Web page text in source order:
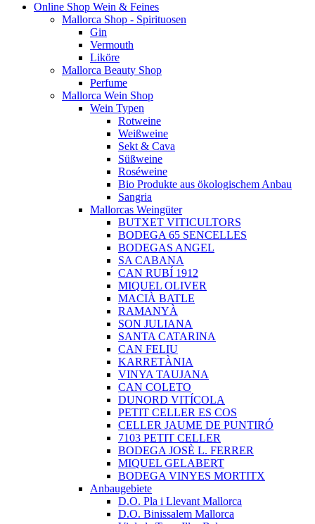
Online Shop Wein & Feines
Mallorca Shop - Spirituosen
Gin
Vermouth
Liköre
Mallorca Beauty Shop
Perfume
Mallorca Wein Shop
Wein Typen
Rotweine
Weißweine
Sekt & Cava
Süßweine
Roséweine
Bio Produkte aus ökologischem Anbau
Sangria
Mallorcas Weingüter
BUTXET VITICULTORS
BODEGA 65 SENCELLES
BODEGAS ANGEL
SA CABANA
CAN RUBÍ 1912
MIQUEL OLIVER
MACIÀ BATLE
RAMANYÀ
SON JULIANA
SANTA CATARINA
CAN FELIU
KARRETÀNIA
VINYA TAUJANA
CAN COLETO
DUNORD VITÍCOLA
PETIT CELLER ES COS
CELLER JAUME DE PUNTIRÓ
7103 PETIT CELLER
BODEGA JOSÈ L. FERRER
MIQUEL GELABERT
BODEGA VINYES MORTITX
Anbaugebiete
D.O. Pla i Llevant Mallorca
D.O. Binissalem Mallorca